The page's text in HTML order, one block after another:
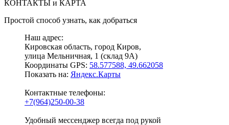
КОНТАКТЫ и КАРТА
Простой способ узнать, как добраться
Наш адрес:
Кировская область, город Киров,
улица Мельничная, 1 (склад 9А)
Координаты GPS: 58.577588, 49.662058
Показать на: Яндекс.Карты
Контактные телефоны:
+7(964)250-00-38
Удобный мессенджер всегда под рукой